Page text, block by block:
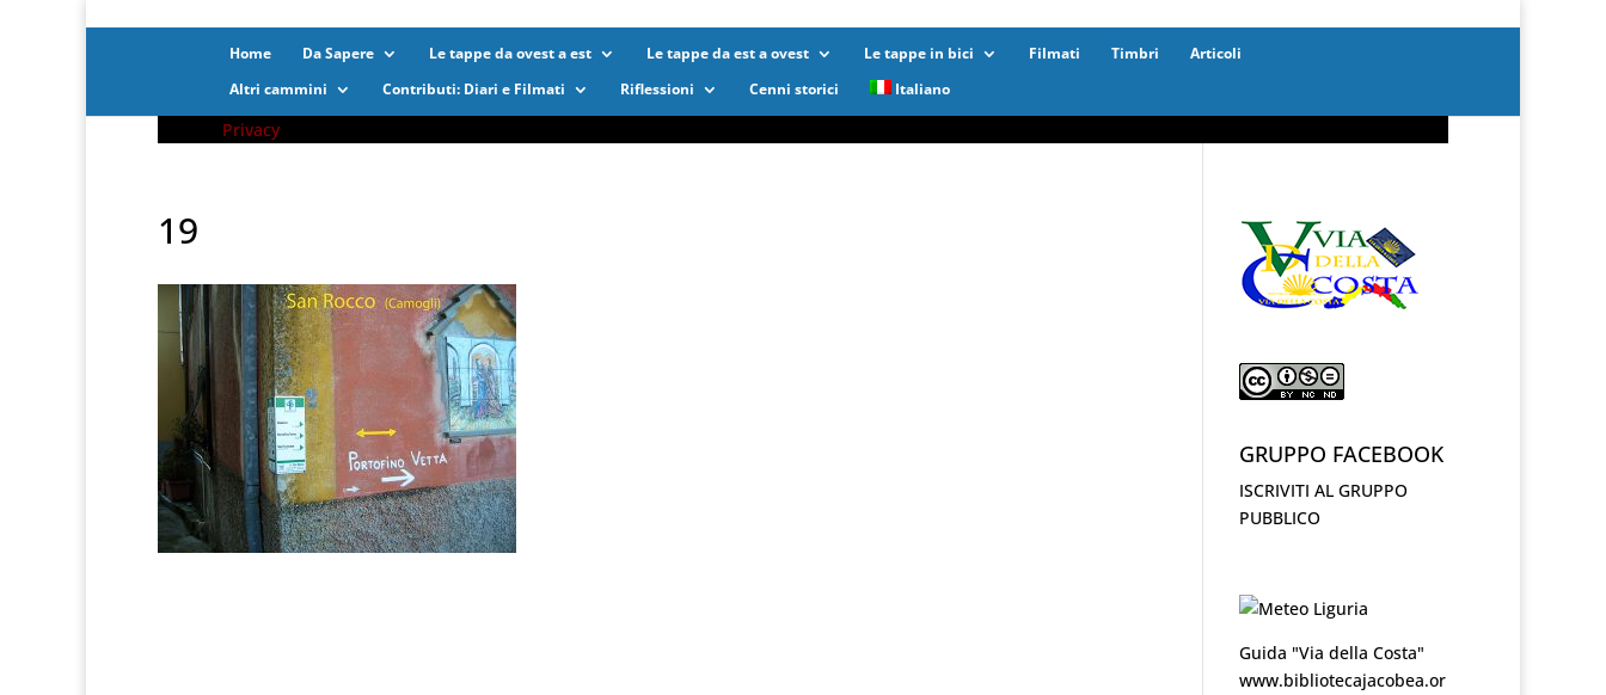
Privacy
Home Da Sapere Le tappe da ovest a est Le tappe da est a ovest Le tappe in bici Filmati Timbri
Articoli
Altri cammini
Contributi: Diari e Filmati Riflessioni Cenni storici Italiano
19
GRUPPO FACEBOOK
ISCRIVITI AL GRUPPO
PUBBLICO
Guida "Via della Costa"
www.bibliotecajacobea.or